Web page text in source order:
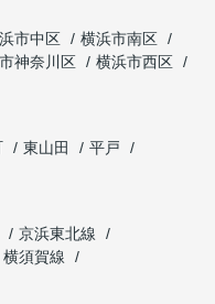
市中区
横浜市南区
神奈川区
横浜市西区
東山田
平戸
京浜東北線
横須賀線